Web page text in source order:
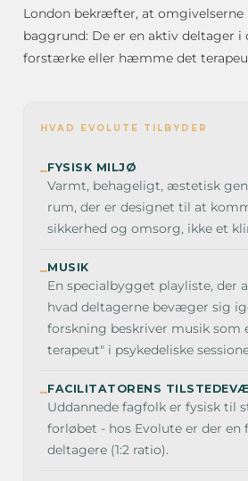
London bekræfter, at omgivelserne
baggrund: De er en aktiv deltager i
forstærke eller hæmme det
HVAD EVOLUTE TILBYDER
–FYSISK MILJØ
Varmt, behageligt, æstetisk
rum, der er designet til at
sikkerhed og omsorg, ikke et
–MUSIK
En specialbygget playliste, der
hvad deltagerne bevæger sig
forskning beskriver musik som
terapeut" i psykedeliske
–FACILITATORENS
Uddannede fagfolk er fysisk til
forløbet - hos Evolute er der en
deltagere (1:2 ratio).